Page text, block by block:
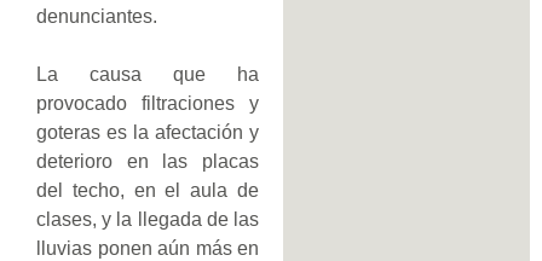
denunciantes.
La causa que ha
provocado filtraciones y
goteras es la afectación y
deterioro en las placas
del techo, en el aula de
clases, y la llegada de las
lluvias ponen aún más en